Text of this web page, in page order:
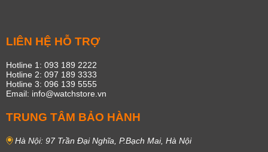
LIÊN HỆ HỖ TRỢ
Hotline 1: 093 189 2222
Hotline 2: 097 189 3333
Hotline 3: 096 139 5555
Email: info@watchstore.vn
TRUNG TÂM BẢO HÀNH
Hà Nội: 97 Trần Đại Nghĩa, P.Bạch Mai, Hà Nội